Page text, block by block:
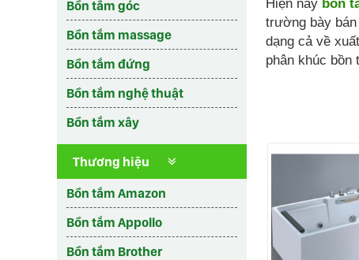
Bồn tắm góc
Bồn tắm massage
Bồn tắm đứng
Bồn tắm nghệ thuật
Bồn tắm xây
Thương hiệu
Bồn tắm Amazon
Bồn tắm Appollo
Bồn tắm Brother
Hiện nay bồn
trường bày
dạng cả về
phân khúc bồn